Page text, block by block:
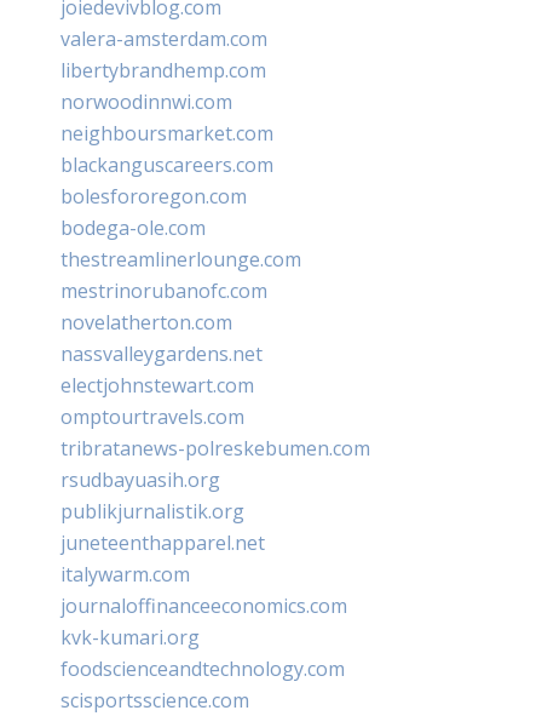
joiedevivblog.com
valera-amsterdam.com
libertybrandhemp.com
norwoodinnwi.com
neighboursmarket.com
blackanguscareers.com
bolesfororegon.com
bodega-ole.com
thestreamlinerlounge.com
mestrinorubanofc.com
novelatherton.com
nassvalleygardens.net
electjohnstewart.com
omptourtravels.com
tribratanews-polreskebumen.com
rsudbayuasih.org
publikjurnalistik.org
juneteenthapparel.net
italywarm.com
journaloffinanceeconomics.com
kvk-kumari.org
foodscienceandtechnology.com
scisportsscience.com